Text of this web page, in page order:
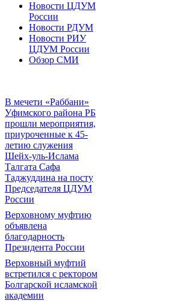
Новости ЦДУМ
России
Новости РДУМ
Новости РИУ
ЦДУМ России
Обзор СМИ
В мечети «Раббани»
Уфимского района РБ
прошли мероприятия,
приуроченные к 45-
летию служения
Шейх-уль-Ислама
Талгата Сафа
Таджуддина на посту
Председателя ЦДУМ
России
Верховному муфтию
объявлена
благодарность
Президента России
Верховный муфтий
встретился с ректором
Болгарской исламской
академии